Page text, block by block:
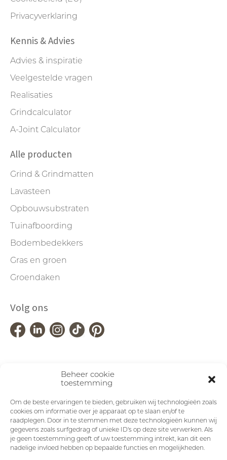
Beheer cookie
toestemming
Om de beste ervaringen te bieden, gebruiken wij technologieën zoals
cookies om informatie over je apparaat op te slaan en/of te
raadplegen. Door in te stemmen met deze technologieën kunnen wij
gegevens zoals surfgedrag of unieke ID's op deze site verwerken. Als
je geen toestemming geeft of uw toestemming intrekt, kan dit een
nadelige invloed hebben op bepaalde functies en mogelijkheden.
Privacyverklaring
Kennis & Advies
Advies & inspiratie
Veelgestelde vragen
Realisaties
Grindcalculator
A-Joint Calculator
Alle producten
Grind & Grindmatten
Lavasteen
Opbouwsubstraten
Tuinafboording
Bodembedekkers
Gras en groen
Groendaken
Volg ons